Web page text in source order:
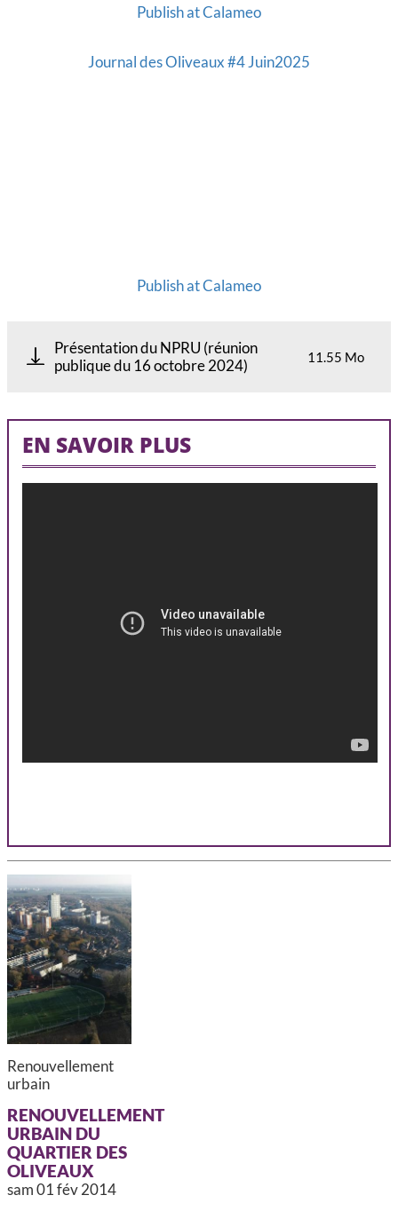
Publish at Calameo
Journal des Oliveaux #4 Juin2025
Publish at Calameo
Présentation du NPRU (réunion
publique du 16 octobre 2024)
11.55 Mo
EN SAVOIR PLUS
Renouvellement
urbain
RENOUVELLEMENT
URBAIN DU
QUARTIER DES
OLIVEAUX
sam 01 fév 2014